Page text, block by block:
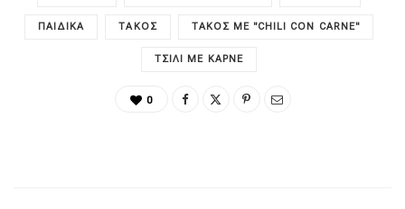
ΠΑΙΔΙΚΑ ΤΆΚΟΣ ΤΆΚΟΣ ΜΕ "CHILI CON CARNE"
ΤΣΊΛΙ ΜΕ ΚΆΡΝΕ
0